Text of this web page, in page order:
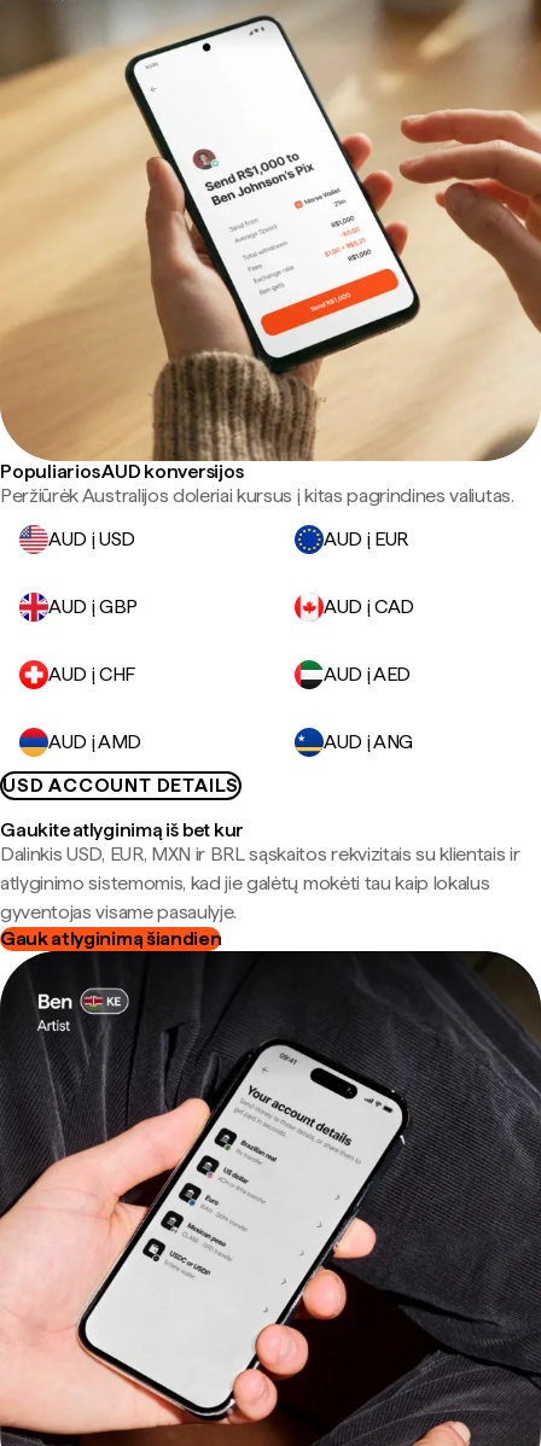
Populiarios AUD konversijos
Peržiūrėk Australijos doleriai kursus į kitas pagrindines valiutas.
AUD į USD
AUD į EUR
AUD į GBP AUD į CAD
AUD į CHF AUD į AED
AUD į AMD
AUD į ANG
USD ACCOUNT DETAILS
Gaukite atlyginimą iš bet kur
Dalinkis USD, EUR, MXN ir BRL sąskaitos rekvizitais su klientais ir
atlyginimo sistemomis, kad jie galėtų mokėti tau kaip lokalus
gyventojas visame pasaulyje.
Gauk atlyginimą šiandien